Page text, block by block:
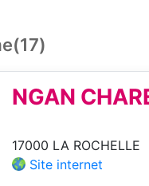
NGAN
17000 LA ROCHELLE
Site internet